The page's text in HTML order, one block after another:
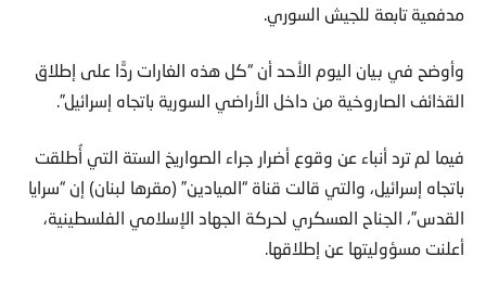
مدفعية تابعة للجيش السوري.
وأوضح في بيان اليوم الأحد أن “كل هذه الغارات ردًّا على إطلاق
القذائف الصاروخية من داخل الأراضي السورية باتجاه إسرائيل”.
فيما لم ترد أنباء عن وقوع أضرار جراء الصواريخ الستة التي أُطلقت
باتجاه إسرائيل، والتي قالت قناة “الميادين” (مقرها لبنان) إن “سرايا
القدس”، الجناح العسكري لحركة الجهاد الإسلامي الفلسطينية،
أعلنت مسؤوليتها عن إطلاقها.